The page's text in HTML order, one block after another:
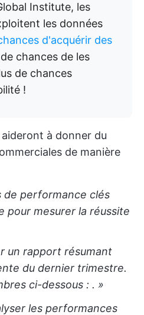
Institute, les
les données
d'acquérir des
chances de les
de chances
!
à donner du
de manière
de performance clés
pour mesurer la réussite
un rapport résumant
du dernier trimestre.
ci-dessous : . »
les performances